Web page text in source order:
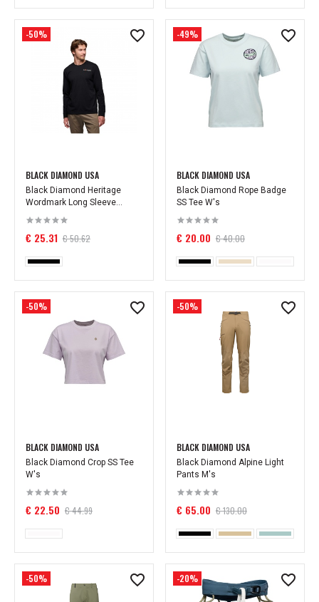
-50%
BLACK DIAMOND USA
Black Diamond Heritage
Wordmark Long Sleeve...
€ 25.31 € 50.62
-49%
BLACK DIAMOND USA
Black Diamond Rope Badge
SS Tee W's
€ 20.00 € 40.00
-50%
BLACK DIAMOND USA
Black Diamond Crop SS Tee
W's
€ 22.50 € 44.99
-50%
BLACK DIAMOND USA
Black Diamond Alpine Light
Pants M's
€ 65.00 € 130.00
-50% -20%